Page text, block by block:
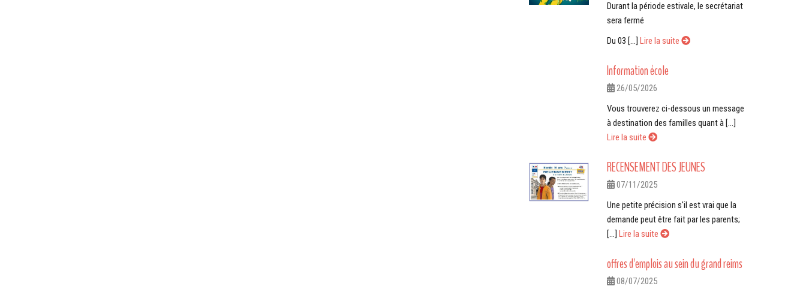
Durant la période estivale, le secrétariat
sera fermé
Du 03 [...] Lire la suite
Information école
26/05/2026
Vous trouverez ci-dessous un message
à destination des familles quant à [...]
Lire la suite
RECENSEMENT DES JEUNES
07/11/2025
Une petite précision s'il est vrai que la
demande peut être fait par les parents;
[...] Lire la suite
offres d'emplois au sein du grand reims
08/07/2025